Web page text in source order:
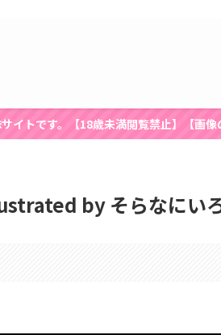
トです。【18歳未満閲覧禁止】【画像
by そらなにい